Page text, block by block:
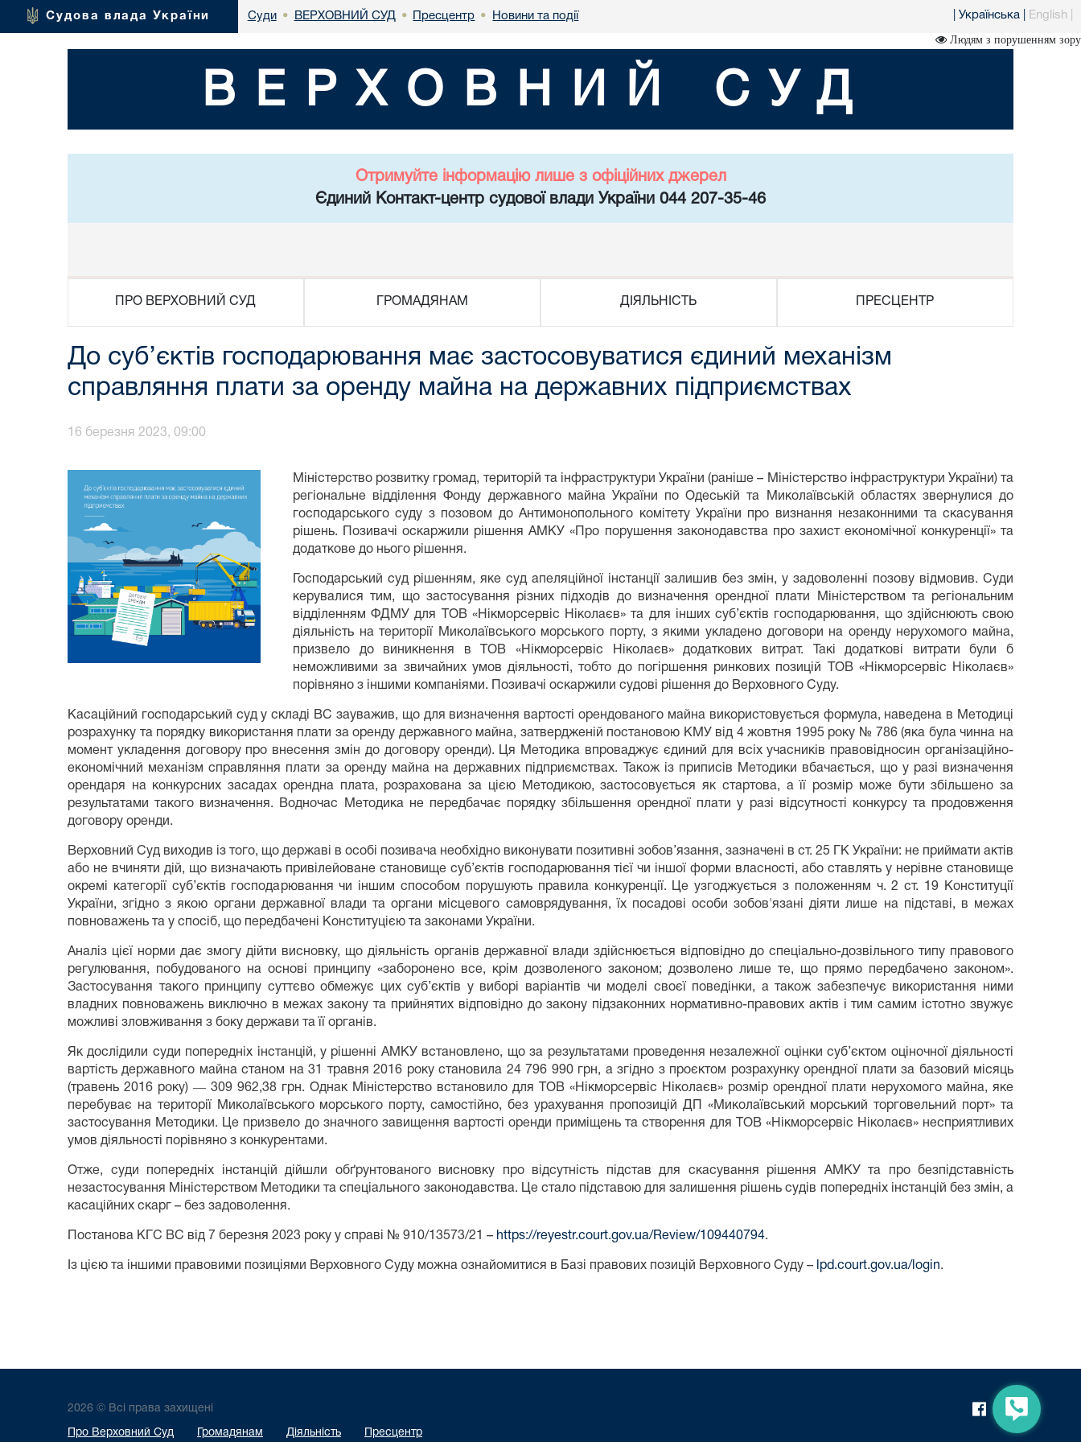
Судова влада України Суди • ВЕРХОВНИЙ СУД • Пресцентр • Новини та події Українська English
Людям з порушенням зору
ВЕРХОВНИЙ СУД
Отримуйте інформацію лише з офіційних джерел
Єдиний Контакт-центр судової влади України 044 207-35-46
ПРО ВЕРХОВНИЙ СУД ГРОМАДЯНАМ ДІЯЛЬНІСТЬ ПРЕСЦЕНТР
До суб’єктів господарювання має застосовуватися єдиний механізм
справляння плати за оренду майна на державних підприємствах
16 березня 2023, 09:00
Міністерство розвитку громад, територій та інфраструктури України (раніше – Міністерство інфраструктури України) та
регіональне відділення Фонду державного майна України по Одеській та Миколаївській областях звернулися до
господарського суду з позовом до Антимонопольного комітету України про визнання незаконними та скасування
рішень. Позивачі оскаржили рішення АМКУ «Про порушення законодавства про захист економічної конкуренції» та
додаткове до нього рішення.
Господарський суд рішенням, яке суд апеляційної інстанції залишив без змін, у задоволенні позову відмовив. Суди
керувалися тим, що застосування різних підходів до визначення орендної плати Міністерством та регіональним
відділенням ФДМУ для ТОВ «Нікморсервіс Ніколаєв» та для інших суб’єктів господарювання, що здійснюють свою
діяльність на території Миколаївського морського порту, з якими укладено договори на оренду нерухомого майна,
призвело до виникнення в ТОВ «Нікморсервіс Ніколаєв» додаткових витрат. Такі додаткові витрати були б
неможливими за звичайних умов діяльності, тобто до погіршення ринкових позицій ТОВ «Нікморсервіс Ніколаєв»
порівняно з іншими компаніями. Позивачі оскаржили судові рішення до Верховного Суду.
Касаційний господарський суд у складі ВС зауважив, що для визначення вартості орендованого майна використовується формула, наведена в Методиці
розрахунку та порядку використання плати за оренду державного майна, затвердженій постановою КМУ від 4 жовтня 1995 року № 786 (яка була чинна на
момент укладення договору про внесення змін до договору оренди). Ця Методика впроваджує єдиний для всіх учасників правовідносин організаційно-
економічний механізм справляння плати за оренду майна на державних підприємствах. Також із приписів Методики вбачається, що у разі визначення
орендаря на конкурсних засадах орендна плата, розрахована за цією Методикою, застосовується як стартова, а її розмір може бути збільшено за
результатами такого визначення. Водночас Методика не передбачає порядку збільшення орендної плати у разі відсутності конкурсу та продовження
договору оренди.
Верховний Суд виходив із того, що державі в особі позивача необхідно виконувати позитивні зобов’язання, зазначені в ст. 25 ГК України: не приймати актів
або не вчиняти дій, що визначають привілейоване становище суб’єктів господарювання тієї чи іншої форми власності, або ставлять у нерівне становище
окремі категорії суб’єктів господарювання чи іншим способом порушують правила конкуренції. Це узгоджується з положенням ч. 2 ст. 19 Конституції
України, згідно з якою органи державної влади та органи місцевого самоврядування, їх посадові особи зобов'язані діяти лише на підставі, в межах
повноважень та у спосіб, що передбачені Конституцією та законами України.
Аналіз цієї норми дає змогу дійти висновку, що діяльність органів державної влади здійснюється відповідно до спеціально-дозвільного типу правового
регулювання, побудованого на основі принципу «заборонено все, крім дозволеного законом; дозволено лише те, що прямо передбачено законом».
Застосування такого принципу суттєво обмежує цих суб’єктів у виборі варіантів чи моделі своєї поведінки, а також забезпечує використання ними
владних повноважень виключно в межах закону та прийнятих відповідно до закону підзаконних нормативно-правових актів і тим самим істотно звужує
можливі зловживання з боку держави та її органів.
Як дослідили суди попередніх інстанцій, у рішенні АМКУ встановлено, що за результатами проведення незалежної оцінки суб’єктом оціночної діяльності
вартість державного майна станом на 31 травня 2016 року становила 24 796 990 грн, а згідно з проєктом розрахунку орендної плати за базовий місяць
(травень 2016 року) ― 309 962,38 грн. Однак Міністерство встановило для ТОВ «Нікморсервіс Ніколаєв» розмір орендної плати нерухомого майна, яке
перебуває на території Миколаївського морського порту, самостійно, без урахування пропозицій ДП «Миколаївський морський торговельний порт» та
застосування Методики. Це призвело до значного завищення вартості оренди приміщень та створення для ТОВ «Нікморсервіс Ніколаєв» несприятливих
умов діяльності порівняно з конкурентами.
Отже, суди попередніх інстанцій дійшли обґрунтованого висновку про відсутність підстав для скасування рішення АМКУ та про безпідставність
незастосування Міністерством Методики та спеціального законодавства. Це стало підставою для залишення рішень судів попередніх інстанцій без змін, а
касаційних скарг – без задоволення.
Постанова КГС ВС від 7 березня 2023 року у справі № 910/13573/21 – https://reyestr.court.gov.ua/Review/109440794.
Із цією та іншими правовими позиціями Верховного Суду можна ознайомитися в Базі правових позицій Верховного Суду – lpd.court.gov.ua/login.
2026 © Всі права захищені
Про Верховний Суд Громадянам Діяльність Пресцентр